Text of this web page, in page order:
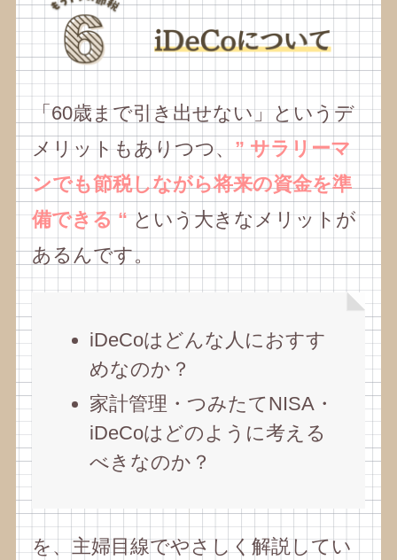
「60歳まで引き出せない」というデ
メリットもありつつ、” サラリーマ
ンでも節税しながら将来の資金を準
備できる “という大きなメリットが
あるんです。
iDeCoはどんな人におすす
めなのか？
家計管理・つみたてNISA・
iDeCoはどのように考える
べきなのか？
を、主婦目線でやさしく解説してい